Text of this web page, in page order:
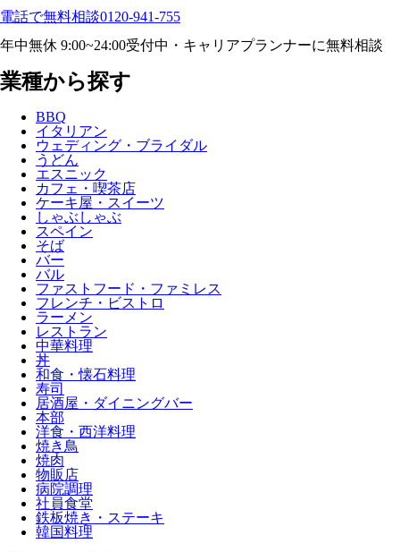
電話で無料相談0120-941-755
年中無休 9:00~24:00受付中・キャリアプランナーに無料相談
業種から探す
BBQ
イタリアン
ウェディング・ブライダル
うどん
エスニック
カフェ・喫茶店
ケーキ屋・スイーツ
しゃぶしゃぶ
スペイン
そば
バー
バル
ファストフード・ファミレス
フレンチ・ビストロ
ラーメン
レストラン
中華料理
丼
和食・懐石料理
寿司
居酒屋・ダイニングバー
本部
洋食・西洋料理
焼き鳥
焼肉
物販店
病院調理
社員食堂
鉄板焼き・ステーキ
韓国料理